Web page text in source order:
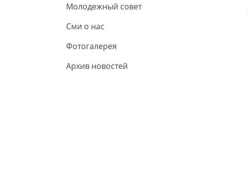
Молодежный совет
Сми о нас
Фотогалерея
Архив новостей